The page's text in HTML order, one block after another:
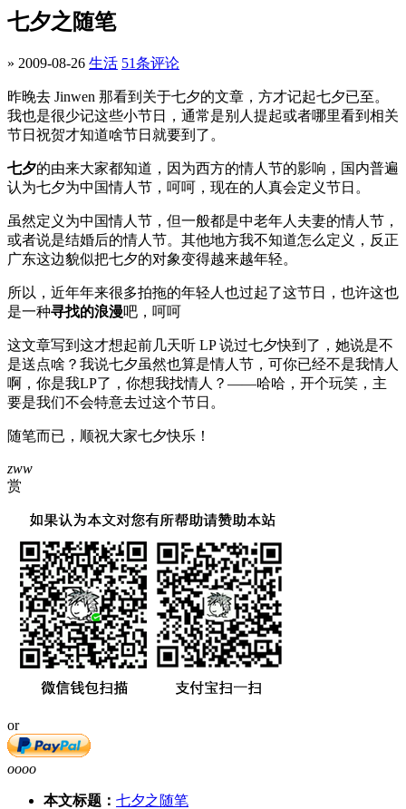
七夕之随笔
» 2009-08-26 生活 51条评论
昨晚去 Jinwen 那看到关于七夕的文章，方才记起七夕已至。
我也是很少记这些小节日，通常是别人提起或者哪里看到相关
节日祝贺才知道啥节日就要到了。
七夕的由来大家都知道，因为西方的情人节的影响，国内普遍
认为七夕为中国情人节，呵呵，现在的人真会定义节日。
虽然定义为中国情人节，但一般都是中老年人夫妻的情人节，
或者说是结婚后的情人节。其他地方我不知道怎么定义，反正
广东这边貌似把七夕的对象变得越来越年轻。
所以，近年年来很多拍拖的年轻人也过起了这节日，也许这也
是一种寻找的浪漫吧，呵呵
这文章写到这才想起前几天听 LP 说过七夕快到了，她说是不
是送点啥？我说七夕虽然也算是情人节，可你已经不是我情人
啊，你是我LP了，你想我找情人？——哈哈，开个玩笑，主
要是我们不会特意去过这个节日。
随笔而已，顺祝大家七夕快乐！
zww
赏
or
oooo
本文标题： 七夕之随笔